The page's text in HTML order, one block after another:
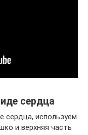
сердца
сердца, используем
и верхняя часть